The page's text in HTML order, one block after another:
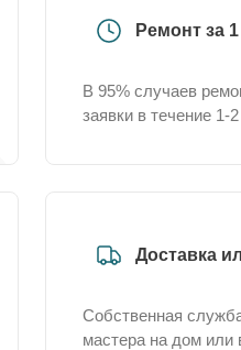
Ремонт за
В 95% случаев
заявки в течение 1-
Доставка
Собственная
мастера на дом или